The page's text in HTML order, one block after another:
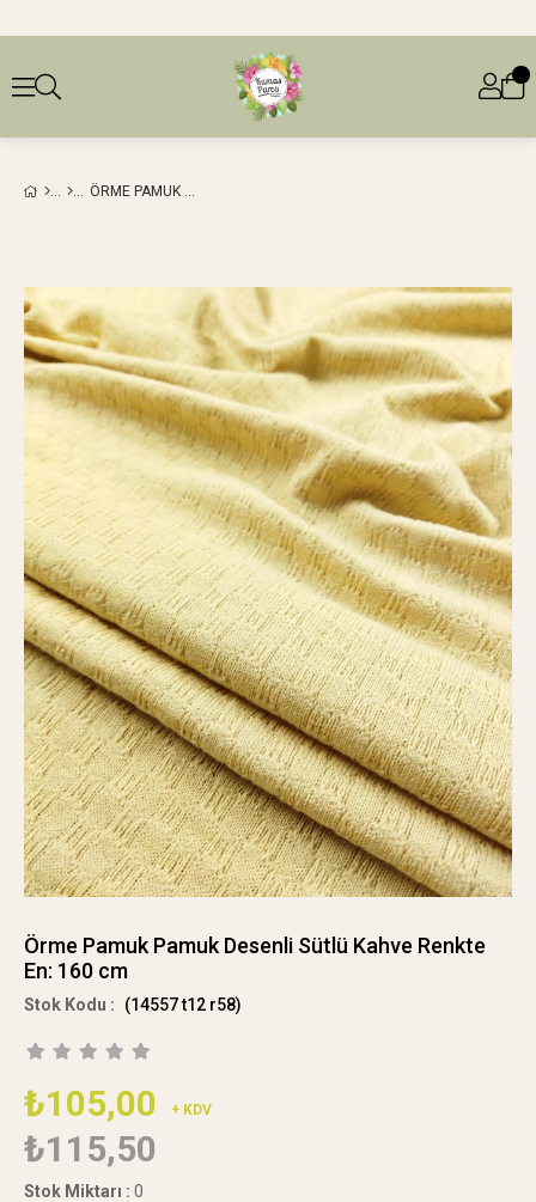
ÖRME PAMUK PAMUK DESENLI SÜTLÜ KAHVE RENKTE EN: 160 CM
Örme Pamuk Pamuk Desenli Sütlü Kahve Renkte
En: 160 cm
(14557 t12 r58)
₺105,00 + KDV
₺115,50
Stok Miktarı : 0